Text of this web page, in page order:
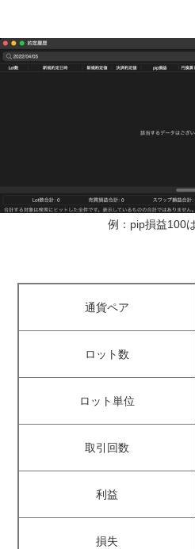
例：pip損益100
通貨ペア
ロット数
ロット単位
取引回数
利益
損失